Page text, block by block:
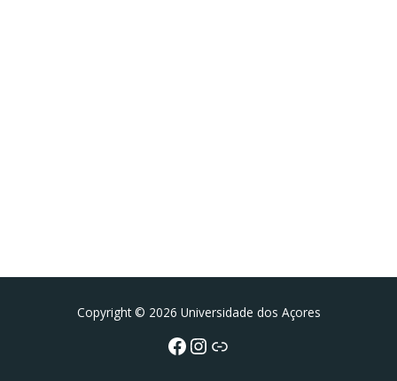
Copyright © 2026 Universidade dos Açores
Facebook
Instagram da FCTPortal da UAc